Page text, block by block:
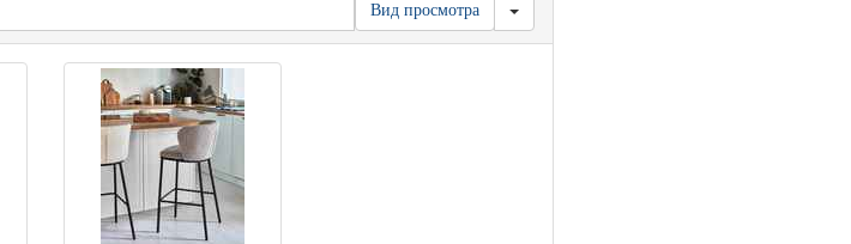
Вид просмотра